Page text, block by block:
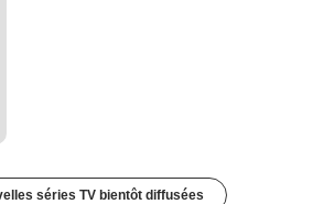
séries TV bientôt diffusées